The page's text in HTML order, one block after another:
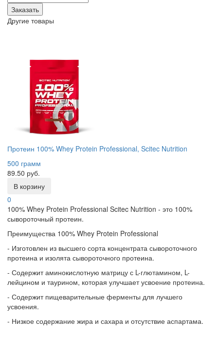
Другие товары
Протеин 100% Whey Protein Professional, Scitec Nutrition
500 грамм
89.50 руб.
В корзину
0
100% Whey Protein Professional Scitec Nutrition - это 100%
сывороточный протеин.
Преимущества 100% Whey Protein Professional
- Изготовлен из высшего сорта концентрата сывороточного
протеина и изолята сывороточного протеина.
- Содержит аминокислотную матрицу с L-глютамином, L-
лейцином и таурином, которая улучшает усвоение протеина.
- Содержит пищеварительные ферменты для лучшего
усвоения.
- Низкое содержание жира и сахара и отсутствие аспартама.